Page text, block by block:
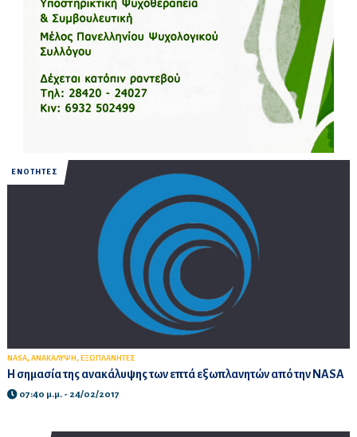
ΕΝΟΤΗΤΕΣ
NASA, ΑΝΑΚΑΛΥΨΗ , ΕΞΩΠΛΑΝΗΤΕΣ
Η σημασία της ανακάλυψης των επτά εξωπλανητών από την NASA
07:40 μ.μ. - 24/02/2017